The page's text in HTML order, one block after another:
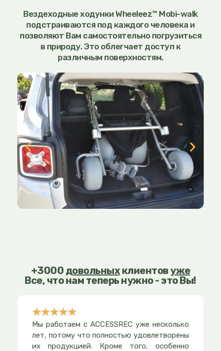
Вездеходные ходунки Wheeleez™ Mobi-walk
подстраиваются под каждого человека и
позволяют Вам самостоятельно погрузиться
в природу. Это облегчает доступ к
различным поверхностям.
+3000 довольных клиентовуже
Все, что нам теперь нужно - это Вы!
☆☆☆☆☆
5
out
Мы работаем с ACCESSREC уже несколько
лет, потому что полностью удовлетворены
их продукцией. Кроме того, особенно